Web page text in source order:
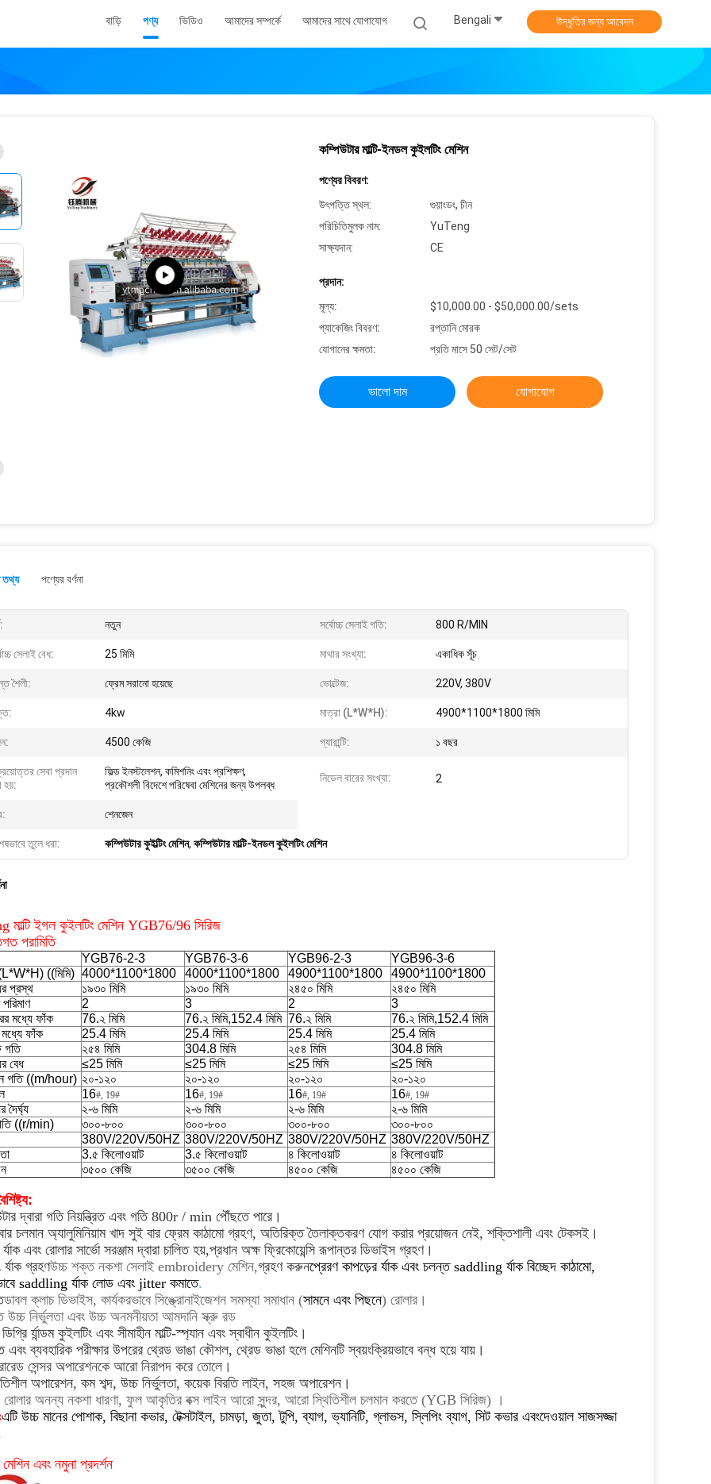
বাড়ি পণ্য ভিডিও আমাদের সম্পর্কে আমাদের সাথে যোগাযোগ Bengali উদ্ধৃতির জন্য আবেদন
+8618775545882
কম্পিউটার মাল্টি-ইনডল কুইলটিং মেশিন
পণ্যের বিবরণ:
উৎপত্তি স্থল:
গুয়াংডং, চীন
পরিচিতিমুলক নাম:
YuTeng
সাক্ষ্যদান:
CE
প্রদান:
মূল্য:
$10,000.00 - $50,000.00/sets
প্যাকেজিং বিবরণ:
রপ্তানি মোরক
যোগানের ক্ষমতা:
প্রতি মাসে 50 সেট/সেট
ভালো দাম যোগাযোগ
তথ্য পণ্যের বর্ণনা
নতুন সর্বোচ্চ সেলাই গতি: 800 R/MIN
সেলাই বেধ: 25 মিমি মাথার সংখ্যা: একাধিক সূঁচ
শৈলী: ফ্রেম সরানো হয়েছে ভোল্টেজ: 220V, 380V
4kw মাত্রা (L*W*H): 4900*1100*1800 মিমি
4500 কেজি গ্যারান্টি: ১ বছর
সেবা প্রদান
হয়:
ফিল্ড ইনস্টলেশন, কমিশনিং এবং প্রশিক্ষণ,
প্রকৌশলী বিদেশে পরিষেবা মেশিনের জন্য উপলব্ধ
নিডেল বারের সংখ্যা: 2
শেনজেন
তুলে ধরা: কম্পিউটার কুইল্টিং মেশিন, কম্পিউটার মাল্টি-ইনডল কুইলটিং মেশিন
মাল্টি ইগল কুইলটিং মেশিন YGB76/96 সিরিজ
পরামিতি
YGB76-2-3 YGB76-3-6 YGB96-2-3
YGB96-3-6
((মিমি) 4000*1100*1800 4000*1100*1800 4900*1100*1800
4900*1100*1800
প্রস্থ
১৯৩০ মিমি ১৯৩০ মিমি ২৪৫০ মিমি
২৪৫০ মিমি
2 3 2
3
মধ্যে ফাঁক
76.২ মিমি 76.২ মিমি,152.4 মিমি 76.২ মিমি
76.২ মিমি,152.4 মিমি
মধ্যে ফাঁক
25.4 মিমি 25.4 মিমি 25.4 মিমি
25.4 মিমি
গতি
২৫৪ মিমি 304.8 মিমি ২৫৪ মিমি
304.8 মিমি
বেধ
≤25 মিমি ≤25 মিমি ≤25 মিমি
≤25 মিমি
গতি ((m/hour) ২০-১২০ ২০-১২০ ২০-১২০
২০-১২০
16#, 19# 16#, 19# 16#, 19# 16#, 19#
দৈর্ঘ্য ২-৬ মিমি ২-৬ মিমি ২-৬ মিমি
২-৬ মিমি
((r/min)
৩০০-৮০০ ৩০০-৮০০ ৩০০-৮০০
৩০০-৮০০
380V/220V/50HZ 380V/220V/50HZ 380V/220V/50HZ 380V/220V/50HZ
3.৫ কিলোওয়াট 3.৫ কিলোওয়াট ৪ কিলোওয়াট
৪ কিলোওয়াট
৩৫০০ কেজি ৩৫০০ কেজি ৪৫০০ কেজি ৪৫০০ কেজি
:
দ্বারা গতি নিয়ন্ত্রিত এবং গতি 800r / min পৌঁছতে পারে।
চলমান অ্যালুমিনিয়াম খাদ সুই বার ফ্রেম কাঠামো গ্রহণ, অতিরিক্ত তৈলাক্তকরণ যোগ করার প্রয়োজন নেই, শক্তিশালী এবং টেকসই।
র্যাক এবং রোলার সার্ভো সরঞ্জাম দ্বারা চালিত হয়,প্রধান অক্ষ ফ্রিকোয়েন্সি রূপান্তর ডিভাইস গ্রহণ।
র্যাক গ্রহণউচ্চ শক্ত নকশা সেলাই embroidery মেশিন,গ্রহণ করুনপ্রেরণ কাপড়ের র্যাক এবং চলন্ত saddling র্যাক বিচ্ছেদ কাঠামো,
saddling র্যাক লোড এবং jitter কমাতে.
ডাবল ক্লাচ ডিভাইস, কার্যকরভাবে সিঙ্ক্রোনাইজেশন সমস্যা সমাধান (সামনে এবং পিছনে) রোলার।
উচ্চ নির্ভুলতা এবং উচ্চ অনমনীয়তা আমদানি স্ক্রু রড
র্যান্ডম কুইলটিং এবং সীমাহীন মাল্টি-স্প্যান এবং স্বাধীন কুইলটিং।
ব্যবহারিক পরীক্ষার উপরের থ্রেড ভাঙা কৌশল, থ্রেড ভাঙা হলে মেশিনটি স্বয়ংক্রিয়ভাবে বন্ধ হয়ে যায়।
সেন্সর অপারেশনকে আরো নিরাপদ করে তোলে।
অপারেশন, কম শব্দ, উচ্চ নির্ভুলতা, কয়েক বিরতি লাইন, সহজ অপারেশন।
রোলার অনন্য নকশা ধারণা, ফুল আকৃতির বক্স লাইন আরো সুন্দর, আরো স্থিতিশীল চলমান করতে (YGB সিরিজ) ।
এটি উচ্চ মানের পোশাক, বিছানা কভার, টেক্সটাইল, চামড়া, জুতা, টুপি, ব্যাগ, ভ্যানিটি, গ্লাভস, স্লিপিং ব্যাগ, সিট কভার এবংদেওয়াল সাজসজ্জা
এবং নমুনা প্রদর্শন